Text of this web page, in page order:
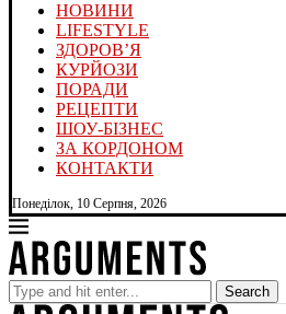
НОВИНИ
LIFESTYLE
ЗДОРОВ’Я
КУРЙОЗИ
ПОРАДИ
РЕЦЕПТИ
ШОУ-БІЗНЕС
ЗА КОРДОНОМ
КОНТАКТИ
Понеділок, 10 Серпня, 2026
Search